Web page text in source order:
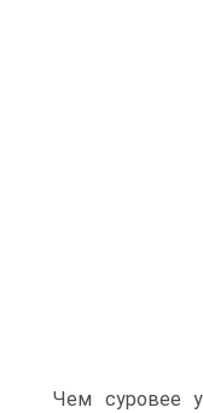
Чем суровее